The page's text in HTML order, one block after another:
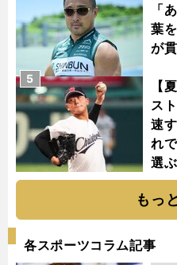
「
葉
が
【
ス
速
れ
選
5
もっ
各スポーツコラム記事